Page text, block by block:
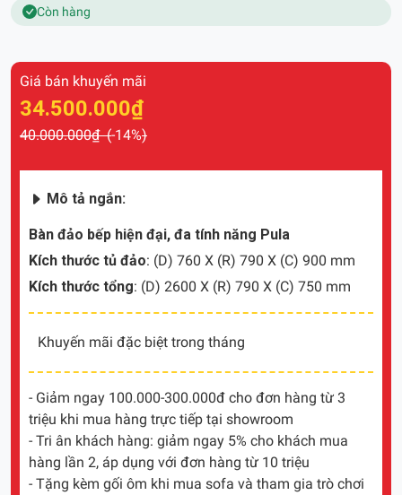
Còn hàng
Giá bán khuyến mãi
34.500.000₫
40.000.000₫ (-14%)
Mô tả ngắn:
Bàn đảo bếp hiện đại, đa tính năng Pula
Kích thước tủ đảo: (D) 760 X (R) 790 X (C) 900 mm
Kích thước tổng: (D) 2600 X (R) 790 X (C) 750 mm
Khuyến mãi đặc biệt trong tháng
- Giảm ngay 100.000-300.000đ cho đơn hàng từ 3
triệu khi mua hàng trực tiếp tại showroom
- Tri ân khách hàng: giảm ngay 5% cho khách mua
hàng lần 2, áp dụng với đơn hàng từ 10 triệu
- Tặng kèm gối ôm khi mua sofa và tham gia trò chơi